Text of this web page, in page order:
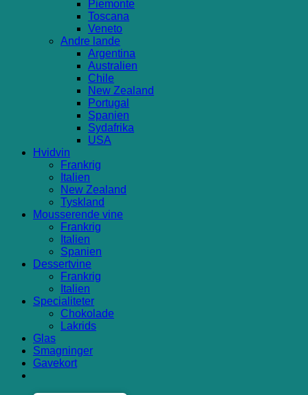
Piemonte
Toscana
Veneto
Andre lande
Argentina
Australien
Chile
New Zealand
Portugal
Spanien
Sydafrika
USA
Hvidvin
Frankrig
Italien
New Zealand
Tyskland
Mousserende vine
Frankrig
Italien
Spanien
Dessertvine
Frankrig
Italien
Specialiteter
Chokolade
Lakrids
Glas
Smagninger
Gavekort